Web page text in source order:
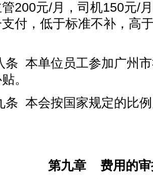
200元/月，司机150元/
付，低于标准不补，高
条 本单位员工参加广州
。
条 本会按国家规定的比
第九章
费用的